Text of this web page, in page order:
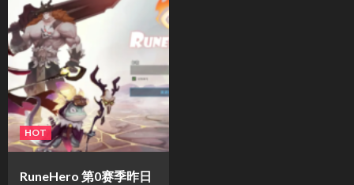
HOT
RuneHero 第0赛季昨日